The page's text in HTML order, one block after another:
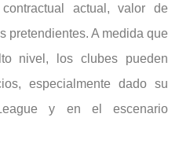
actual, valor de
pretendientes. A medida que
nivel, los clubes pueden
especialmente dado su
y en el escenario